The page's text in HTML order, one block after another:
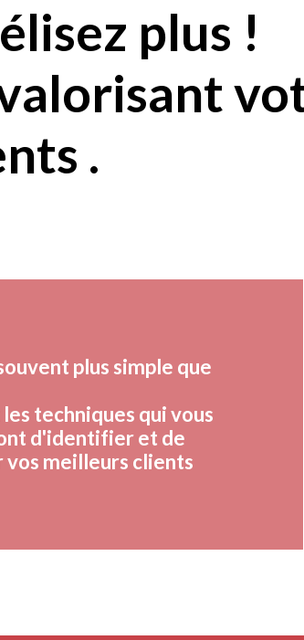
plus !
.
plus simple que
techniques qui vous
d'identifier et de
vos meilleurs clients